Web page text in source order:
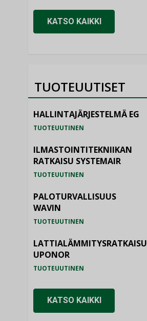
KATSO KAIKKI
TUOTEUUTISET
HALLINTAJÄRJESTELMÄ EG
TUOTEUUTINEN
ILMASTOINTITEKNIIKAN
RATKAISU SYSTEMAIR
TUOTEUUTINEN
PALOTURVALLISUUS
WAVIN
TUOTEUUTINEN
LATTIALÄMMITYSRATKAISU
UPONOR
TUOTEUUTINEN
KATSO KAIKKI